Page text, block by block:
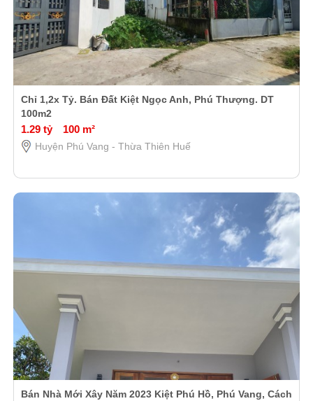
Chỉ 1,2x Tỷ. Bán Đất Kiệt Ngọc Anh, Phú Thượng. DT
100m2
1.29 tỷ 100 m²
Huyện Phú Vang - Thừa Thiên Huế
Bán Nhà Mới Xây Năm 2023 Kiệt Phú Hồ, Phú Vang, Cách